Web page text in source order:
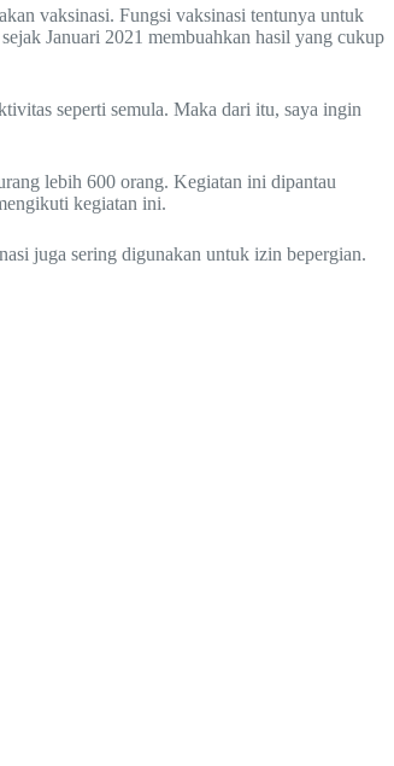
vaksinasi. Fungsi vaksinasi tentunya untuk
Januari 2021 membuahkan hasil yang cukup
seperti semula. Maka dari itu, saya ingin
lebih 600 orang. Kegiatan ini dipantau
kegiatan ini.
juga sering digunakan untuk izin bepergian.